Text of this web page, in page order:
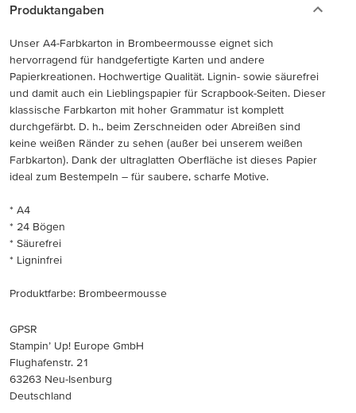
Produktangaben
Unser A4-Farbkarton in Brombeermousse eignet sich
hervorragend für handgefertigte Karten und andere
Papierkreationen. Hochwertige Qualität. Lignin- sowie säurefrei
und damit auch ein Lieblingspapier für Scrapbook-Seiten. Dieser
klassische Farbkarton mit hoher Grammatur ist komplett
durchgefärbt. D. h., beim Zerschneiden oder Abreißen sind
keine weißen Ränder zu sehen (außer bei unserem weißen
Farbkarton). Dank der ultraglatten Oberfläche ist dieses Papier
ideal zum Bestempeln – für saubere, scharfe Motive.
* A4
* 24 Bögen
* Säurefrei
* Ligninfrei
Produktfarbe: Brombeermousse
GPSR
Stampin’ Up! Europe GmbH
Flughafenstr. 21
63263 Neu-Isenburg
Deutschland